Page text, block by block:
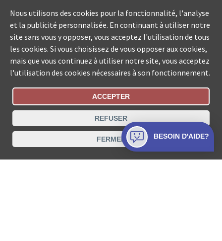
Statut De La Commande
Recherche des offices de Suisse
Protection des données Mentions légales
Conditions d’utilisation Contact
Nous utilisons des cookies pour la fonctionnalité, l'analyse
et la publicité personnalisée. En continuant à utiliser notre
site sans vous y opposer, vous acceptez l'utilisation de tous
les cookies. Si vous choisissez de vous opposer aux cookies,
mais que vous continuez à utiliser notre site, vous acceptez
l'utilisation des cookies nécessaires à son fonctionnement.
ACCEPTER
REFUSER
FERMER BESOIN D'AIDE?